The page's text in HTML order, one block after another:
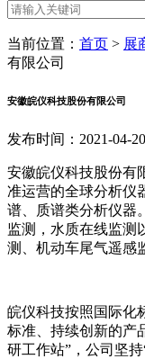
当前位置： 首页 > 展
有限公司
安徽皖仪科技股份有限公司
发布时间：2021-04-20
安徽皖仪科技股份有
准运营的全球分析仪
谱、质谱类分析仪器
监测，水质在线监测
测、机动车尾气遥感
皖仪科技按照国际化
标准、持续创新的产
研工作站”，公司坚